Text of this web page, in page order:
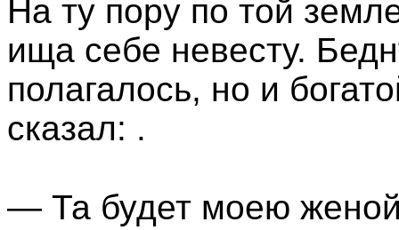
На ту пору по той
ища себе невесту.
полагалось, но и
сказал: .
— Та будет моею